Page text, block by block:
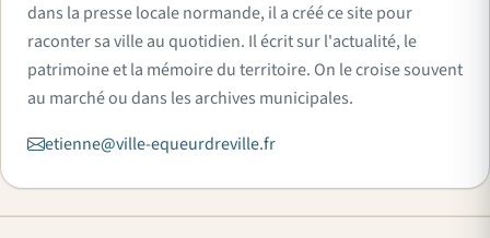
dans la presse locale normande, il a créé ce site pour
raconter sa ville au quotidien. Il écrit sur l'actualité, le
patrimoine et la mémoire du territoire. On le croise souvent
au marché ou dans les archives municipales.
etienne@ville-equeurdreville.fr